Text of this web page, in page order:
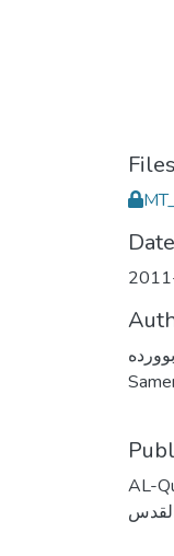
Files
Date
AL-